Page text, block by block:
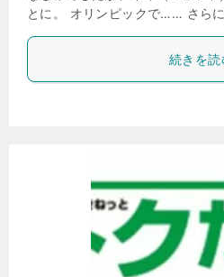
とに。 オリンピックで…… さら
続きを読